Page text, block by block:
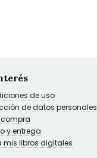
de uso
de datos personales
y entrega
libros digitales